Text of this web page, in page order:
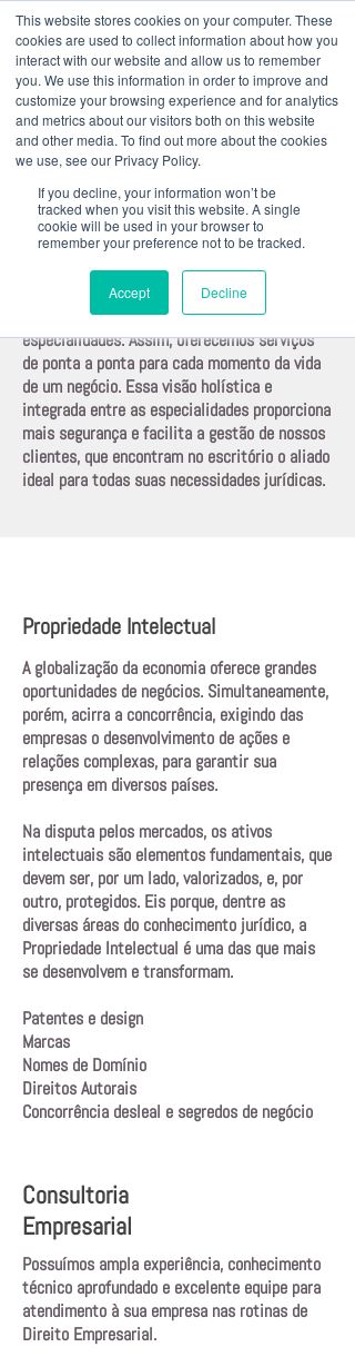
This website stores cookies on your computer. These
cookies are used to collect information about how you
interact with our website and allow us to remember
you. We use this information in order to improve and
customize your browsing experience and for analytics
and metrics about our visitors both on this website
and other media. To find out more about the cookies
we use, see our Privacy Policy.
If you decline, your information won’t be
tracked when you visit this website. A single
cookie will be used in your browser to
remember your preference not to be tracked.
Accept Decline
+ 55 413022 8333|baril@bariladvogados.com.br
Atuação
A Baril Advogados divide sua atuação em
quatro principais matérias - e devidas
especialidades. Assim, oferecemos serviços
de ponta a ponta para cada momento da vida
de um negócio. Essa visão holística e
integrada entre as especialidades proporciona
mais segurança e facilita a gestão de nossos
clientes, que encontram no escritório o aliado
ideal para todas suas necessidades jurídicas.
Propriedade Intelectual
A globalização da economia oferece grandes
oportunidades de negócios. Simultaneamente,
porém, acirra a concorrência, exigindo das
empresas o desenvolvimento de ações e
relações complexas, para garantir sua
presença em diversos países.
Na disputa pelos mercados, os ativos
intelectuais são elementos fundamentais, que
devem ser, por um lado, valorizados, e, por
outro, protegidos. Eis porque, dentre as
diversas áreas do conhecimento jurídico, a
Propriedade Intelectual é uma das que mais
se desenvolvem e transformam.
Patentes e design
Marcas
Nomes de Domínio
Direitos Autorais
Concorrência desleal e segredos de negócio
Consultoria
Empresarial
Possuímos ampla experiência, conhecimento
técnico aprofundado e excelente equipe para
atendimento à sua empresa nas rotinas de
Direito Empresarial.